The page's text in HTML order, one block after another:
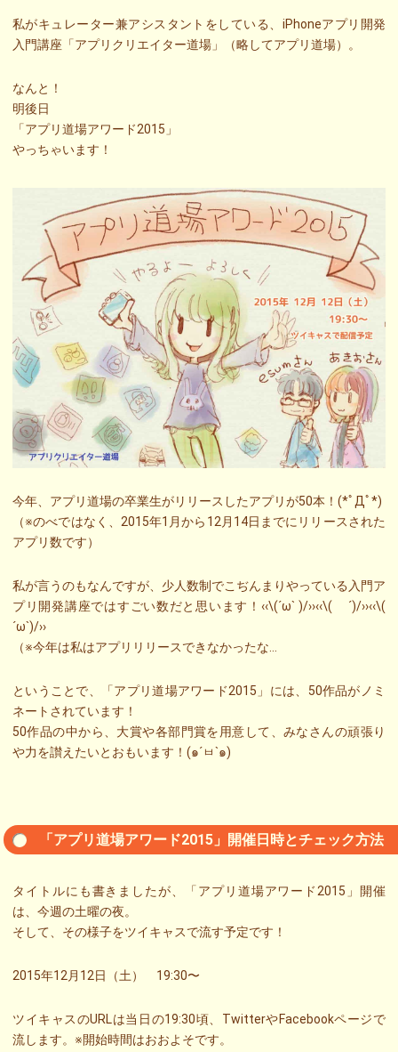
私がキュレーター兼アシスタントをしている、iPhoneアプリ開発
入門講座「アプリクリエイター道場」（略してアプリ道場）。
なんと！
明後日
「アプリ道場アワード2015」
やっちゃいます！
今年、アプリ道場の卒業生がリリースしたアプリが50本！(*ﾟДﾟ*)
（※のべではなく、2015年1月から12月14日までにリリースされた
アプリ数です）
私が言うのもなんですが、少人数制でこぢんまりやっている入門ア
プリ開発講座ではすごい数だと思います！‹‹\(´ω` )/››‹‹\( ´)/››‹‹\(
´ω`)/››
（※今年は私はアプリリリースできなかったな…
ということで、「アプリ道場アワード2015」には、50作品がノミ
ネートされています！
50作品の中から、大賞や各部門賞を用意して、みなさんの頑張り
や力を讃えたいとおもいます！(๑´ㅂ`๑)
「アプリ道場アワード2015」開催日時とチェック方法
タイトルにも書きましたが、「アプリ道場アワード2015」開催
は、今週の土曜の夜。
そして、その様子をツイキャスで流す予定です！
2015年12月12日（土） 19:30〜
ツイキャスのURLは当日の19:30頃、TwitterやFacebookページで
流します。※開始時間はおおよそです。